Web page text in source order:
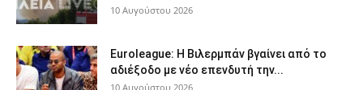
10 Αυγούστου 2026
Euroleague: Η Βιλερμπάν βγαίνει από το
αδιέξοδο με νέο επενδυτή την...
10 Αυγούστου 2026